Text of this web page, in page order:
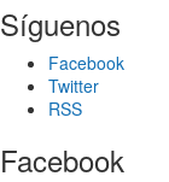
Síguenos
Facebook
Twitter
RSS
Facebook